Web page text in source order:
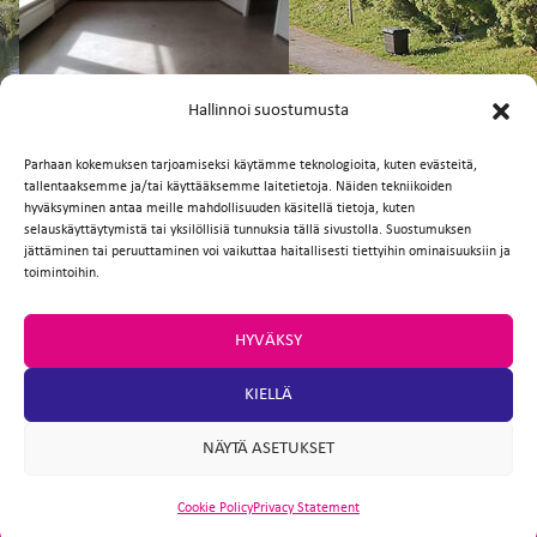
Hallinnoi suostumusta
Parhaan kokemuksen tarjoamiseksi käytämme teknologioita, kuten evästeitä,
tallentaaksemme ja/tai käyttääksemme laitetietoja. Näiden tekniikoiden
hyväksyminen antaa meille mahdollisuuden käsitellä tietoja, kuten
selauskäyttäytymistä tai yksilöllisiä tunnuksia tällä sivustolla. Suostumuksen
jättäminen tai peruuttaminen voi vaikuttaa haitallisesti tiettyihin ominaisuuksiin ja
toimintoihin.
HYVÄKSY
KIELLÄ
NÄYTÄ ASETUKSET
Cookie PolicyPrivacy Statement
FI
Facebook
TwitterEmailWhatsApp